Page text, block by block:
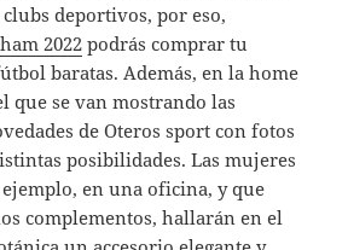
deportivos, por eso,
2022 podrás comprar tu
baratas. Además, en la home
que se van mostrando las
de Oteros sport con fotos
posibilidades. Las mujeres
en una oficina, y que
complementos, hallarán en el